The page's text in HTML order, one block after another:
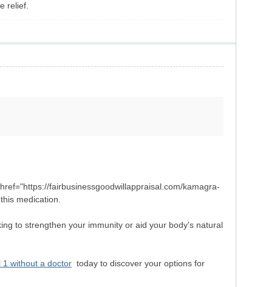
relief.
fairbusinessgoodwillappraisal.com/kamagra-
medication.
to strengthen your immunity or aid your body's natural
1 without a doctor today to discover your options for